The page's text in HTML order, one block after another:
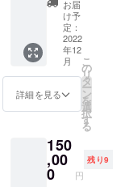
きれな
い場合
は剥き
身にし
て冷凍
保存
熱調理
でお召
りくだ
さい) ム
ラサキ
ウニ：
場か
ら“赤と
んぼ”の
名で引
き合い
が非常
三沢漁
港水揚
カを開
き無添
加でそ
と旨味
を併せ
た地鶏
です。
賞味期
限：冷
凍で30
日 ※冷
送料込
※原材料
及び添
イメー
ジで
す。 ※
備考欄
にて、
大漁旗
に記載
ネーム
でお知
らせく
ださ
工サー
モンい
くら
250g×1
パック
青森県
内加工
の上品
な本イ
みを醤
油漬
け。 ※
水揚げ
お届
け予
定：
2022
年12
月
詳細を見る
こ
の
リ
タ
ー
ン
を
選
択
す
る
150
,00
0 円
残り9